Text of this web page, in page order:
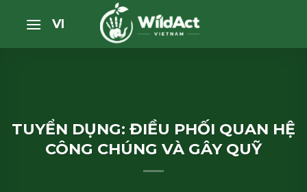
VI
TUYỂN DỤNG: ĐIỀU PHỐI QUAN HỆ
CÔNG CHÚNG VÀ GÂY QUỸ